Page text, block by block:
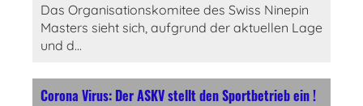
Das Organisationskomitee des Swiss Ninepin
Masters sieht sich, aufgrund der aktuellen Lage
und d...
Corona Virus: Der ASKV stellt den Sportbetrieb ein !